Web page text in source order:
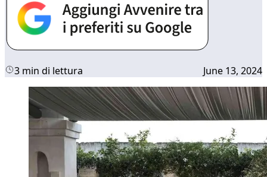
3 min di lettura June 13, 2024